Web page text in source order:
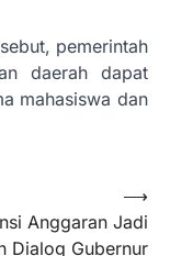
pemerintah
daerah dapat
mahasiswa dan
Anggaran Jadi
Dialog Gubernur
⟶